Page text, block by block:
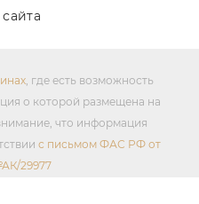
, где есть возможность
о которой размещена на
что информация
с письмом ФАС РФ от
29977